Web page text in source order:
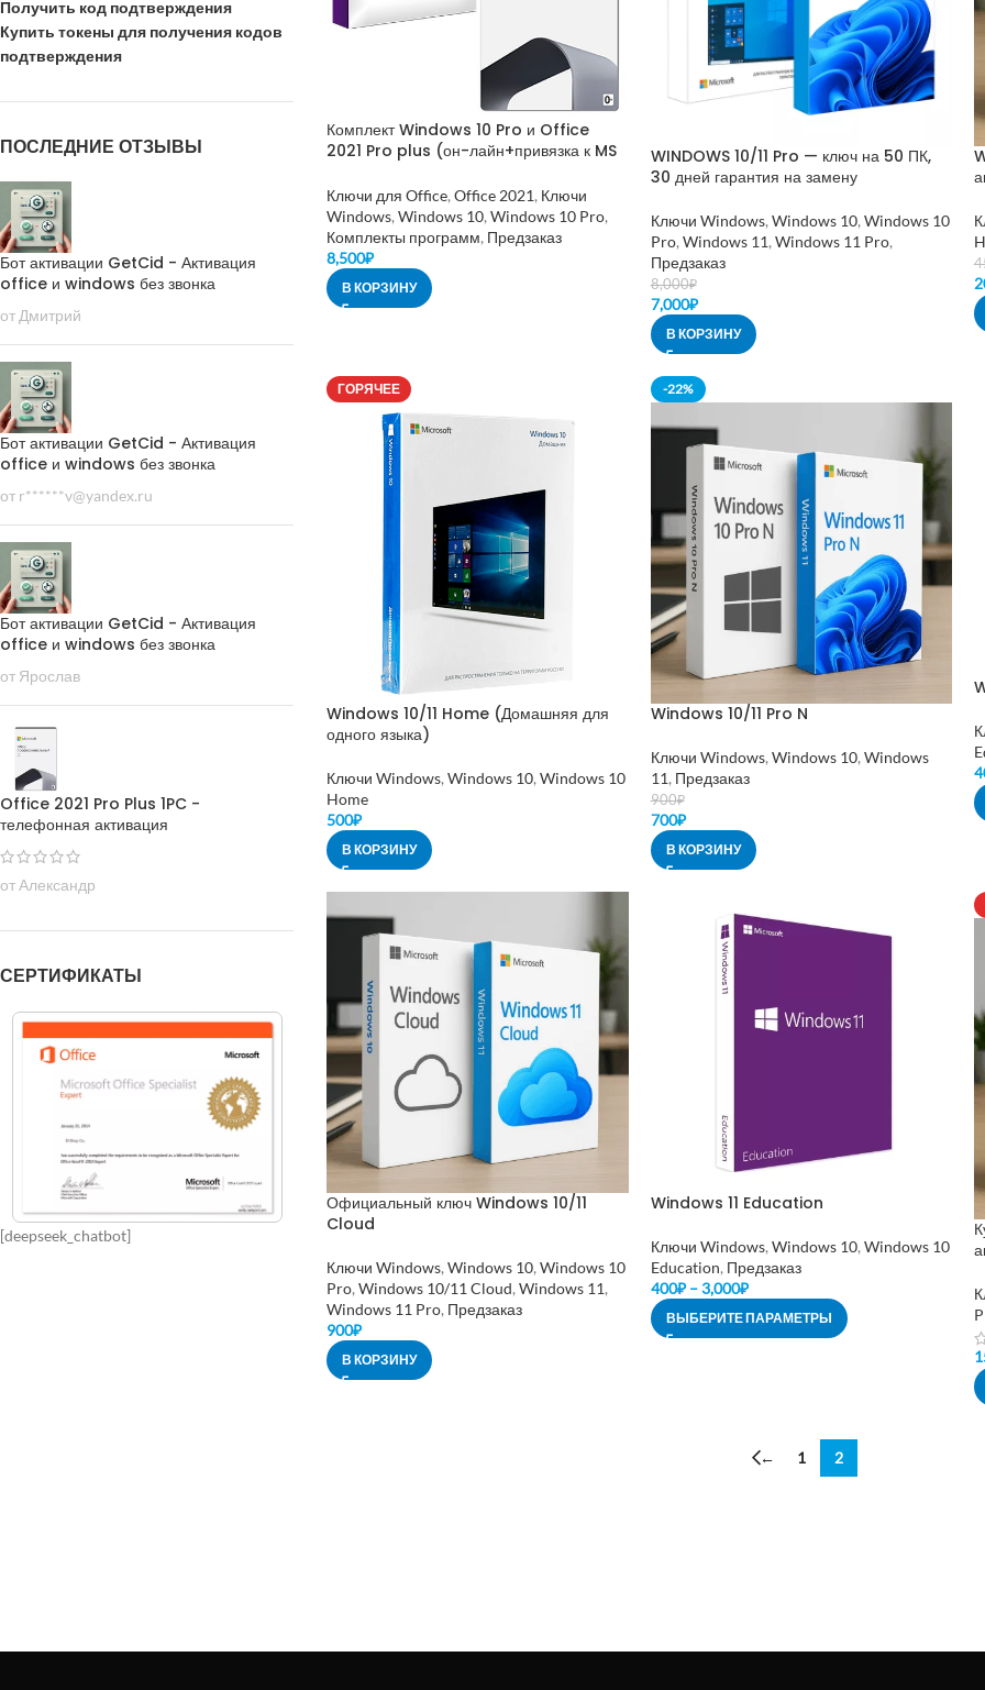
Получить код подтверждения
Купить токены для получения кодов
подтверждения
ПОСЛЕДНИЕ ОТЗЫВЫ
Бот активации GetCid - Активация
office и windows без звонка
от Дмитрий
Бот активации GetCid - Активация
office и windows без звонка
от r******v@yandex.ru
Бот активации GetCid - Активация
office и windows без звонка
от Ярослав
Office 2021 Pro Plus 1PC -
телефонная активация
от Александр
СЕРТИФИКАТЫ
[deepseek_chatbot]
Комплект Windows 10 Pro и Office
2021 Pro plus (он-лайн+привязка к MS
Ключи для Office, Office 2021, Ключи
Windows, Windows 10, Windows 10 Pro,
Комплекты программ, Предзаказ
8,500₽
В КОРЗИНУ
WINDOWS 10/11 Pro — ключ на 50 ПК,
30 дней гарантия на замену
Ключи Windows, Windows 10, Windows 10
Pro, Windows 11, Windows 11 Pro,
Предзаказ
8,000₽
7,000₽
В КОРЗИНУ
ГОРЯЧЕЕ
Windows 10/11 Home (Домашняя для
одного языка)
Ключи Windows, Windows 10, Windows 10
Home
500₽
В КОРЗИНУ
-22%
Windows 10/11 Pro N
Ключи Windows, Windows 10, Windows
11, Предзаказ
900₽
700₽
В КОРЗИНУ
Официальный ключ Windows 10/11
Cloud
Ключи Windows, Windows 10, Windows 10
Pro, Windows 10/11 Cloud, Windows 11,
Windows 11 Pro, Предзаказ
900₽
В КОРЗИНУ
Windows 11 Education
Ключи Windows, Windows 10, Windows 10
Education, Предзаказ
400₽ – 3,000₽
ВЫБЕРИТЕ ПАРАМЕТРЫ
← 1 2